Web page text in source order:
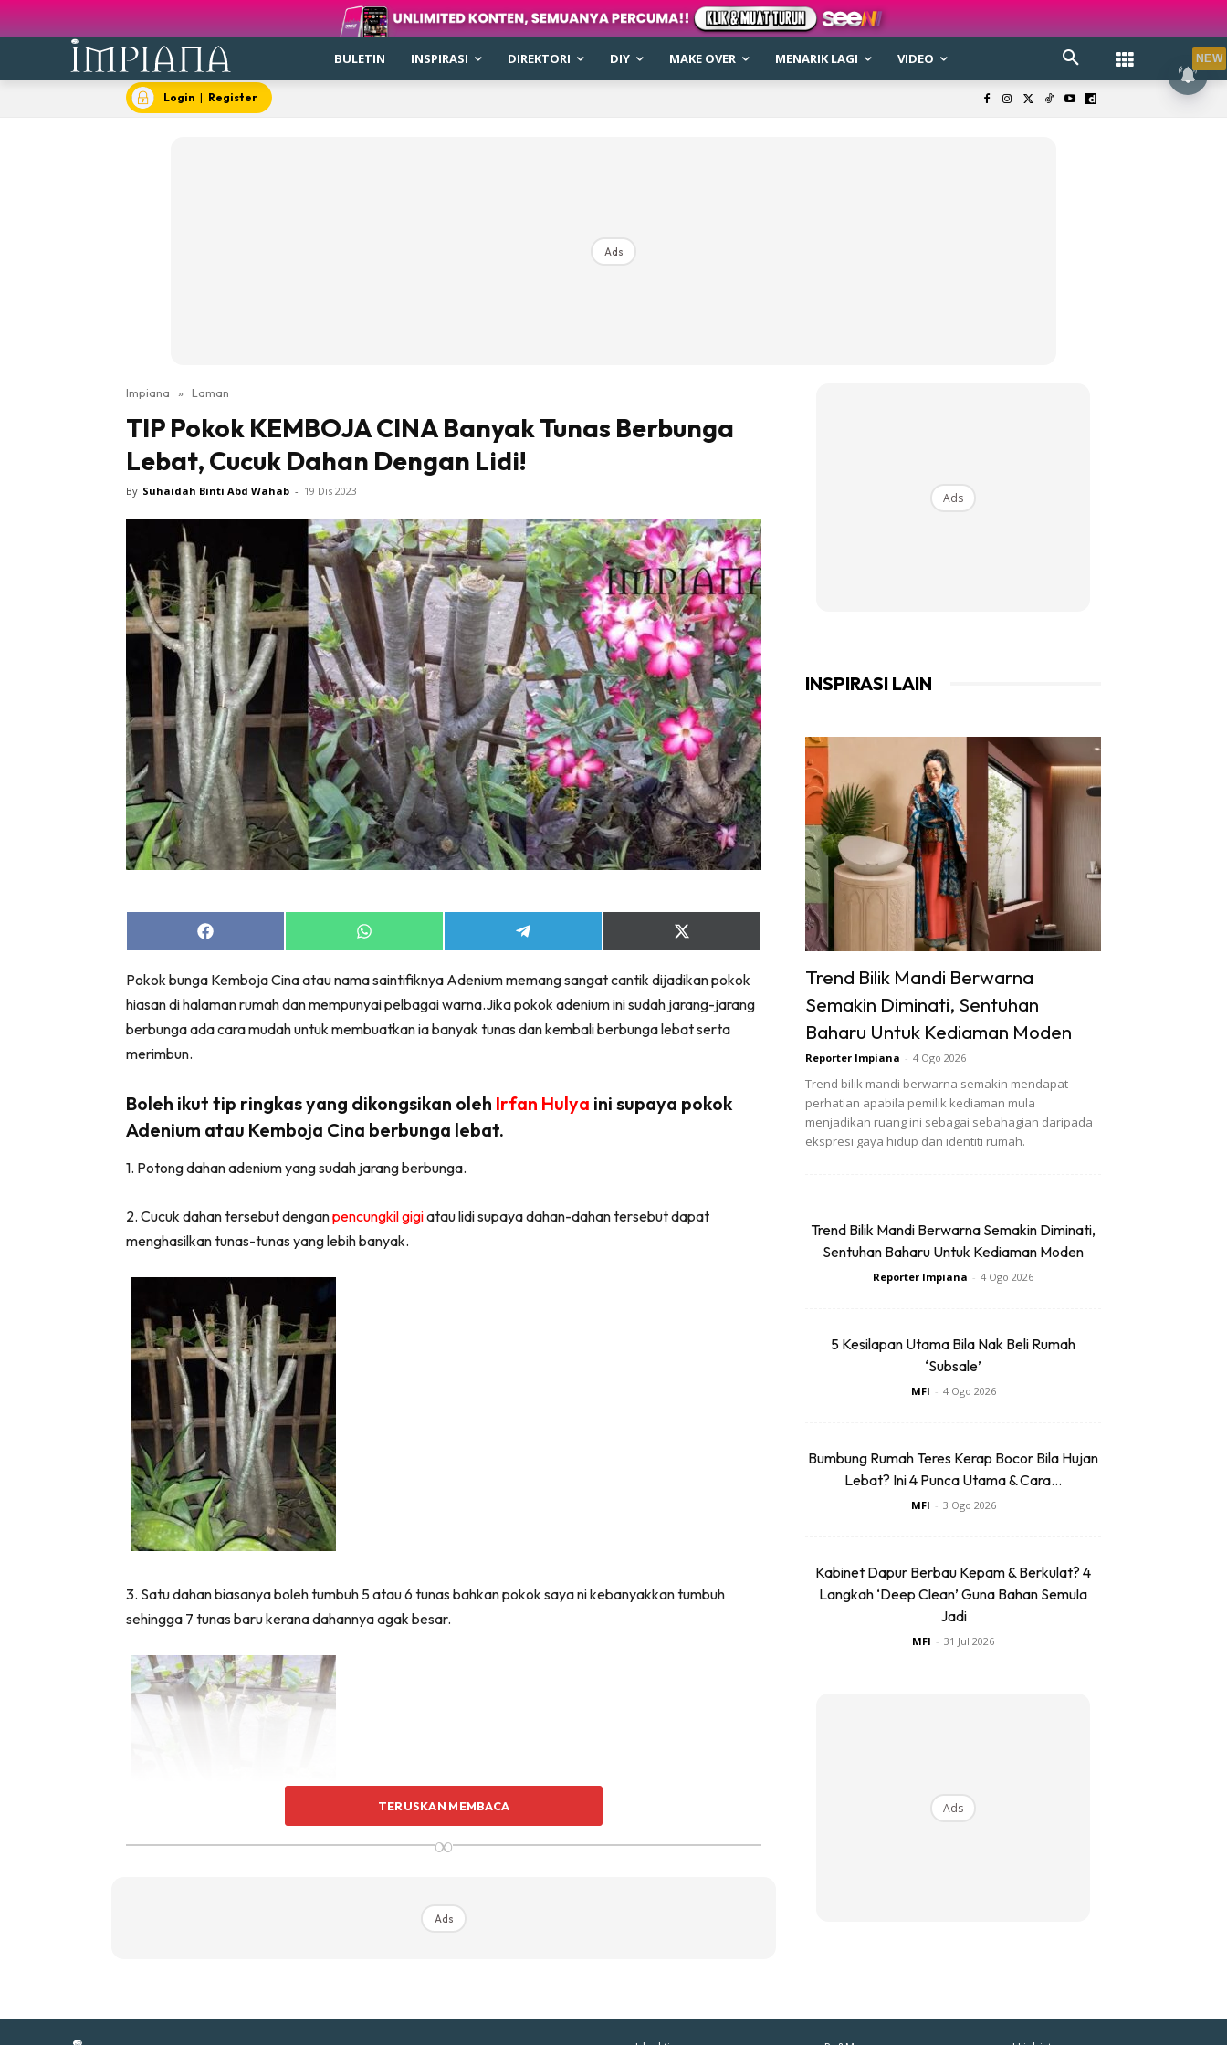
Buletin
Inspirasi
Bilik Air
Bilik Tidur
Ruang Makan
Ruang Tamu
Direktori
Interior Design
Landskap
DIY
Bilik Air
Bilik Tidur
Dapur
Dapur
Ruang Makan
Ruang Tamu
Impiana Makeover
Makeover Ruang Selebriti
Destinasi
Kafe
Hartanah
Sembang Laman
BULETIN INSPIRASI DIREKTORI DIY MAKE OVER MENARIK LAGI VIDEO
Login | Register
Ads
Impiana » Laman
TIP Pokok KEMBOJA CINA Banyak Tunas Berbunga
Lebat, Cucuk Dahan Dengan Lidi!
By Suhaidah Binti Abd Wahab - 19 Dis 2023
Share
on
Share
on
Share
on
Share
on
(Twitter)
Pokok bunga Kemboja Cina atau nama saintifiknya Adenium memang sangat cantik dijadikan pokok
hiasan di halaman rumah dan mempunyai pelbagai warna.Jika pokok adenium ini sudah jarang-jarang
berbunga ada cara mudah untuk membuatkan ia banyak tunas dan kembali berbunga lebat serta
merimbun.
Boleh ikut tip ringkas yang dikongsikan oleh Irfan Hulya ini supaya pokok
Adenium atau Kemboja Cina berbunga lebat.
1. Potong dahan adenium yang sudah jarang berbunga.
2. Cucuk dahan tersebut denganpencungkil gigiatau lidi supaya dahan-dahan tersebut dapat
menghasilkan tunas-tunas yang lebih banyak.
3. Satu dahan biasanya boleh tumbuh 5 atau 6 tunas bahkan pokok saya ni kebanyakkan tumbuh
sehingga 7 tunas baru kerana dahannya agak besar.
TERUSKAN MEMBACA
∞
Ads
Ads
INSPIRASI LAIN
Trend Bilik Mandi Berwarna
Semakin Diminati, Sentuhan
Baharu Untuk Kediaman Moden
Reporter Impiana - 4 Ogo 2026
Trend bilik mandi berwarna semakin mendapat
perhatian apabila pemilik kediaman mula
menjadikan ruang ini sebagai sebahagian daripada
ekspresi gaya hidup dan identiti rumah.
Trend Bilik Mandi Berwarna Semakin Diminati,
Sentuhan Baharu Untuk Kediaman Moden
Reporter Impiana - 4 Ogo 2026
5 Kesilapan Utama Bila Nak Beli Rumah
‘Subsale’
MFI - 4 Ogo 2026
Bumbung Rumah Teres Kerap Bocor Bila Hujan
Lebat? Ini 4 Punca Utama & Cara...
MFI - 3 Ogo 2026
Kabinet Dapur Berbau Kepam & Berkulat? 4
Langkah ‘Deep Clean’ Guna Bahan Semula
Jadi
MFI - 31 Jul 2026
Ads
NEW